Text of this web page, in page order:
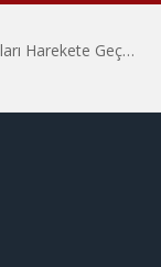
Hiroşima’nın 81. Yılında İtalyan Savaş Karşıtları Harekete Geçti: “Hatırlamak yeterli değil”